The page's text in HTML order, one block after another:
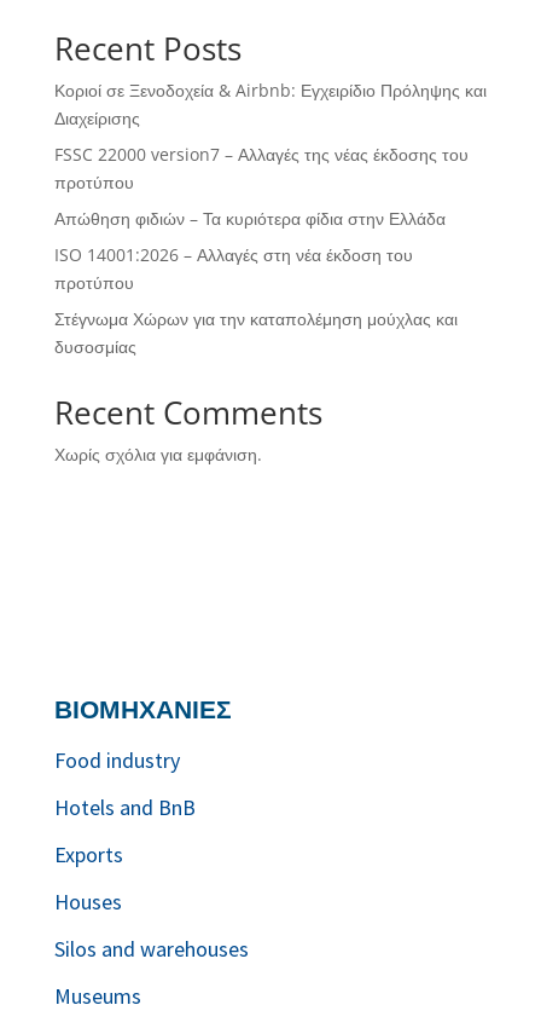
Recent Posts
Κοριοί σε Ξενοδοχεία & Airbnb: Εγχειρίδιο Πρόληψης και
Διαχείρισης
FSSC 22000 version7 – Αλλαγές της νέας έκδοσης του
προτύπου
Απώθηση φιδιών – Τα κυριότερα φίδια στην Ελλάδα
ISO 14001:2026 – Αλλαγές στη νέα έκδοση του
προτύπου
Στέγνωμα Χώρων για την καταπολέμηση μούχλας και
δυσοσμίας
Recent Comments
Χωρίς σχόλια για εμφάνιση.
ΒΙΟΜΗΧΑΝΙΕΣ
Food industry
Hotels and BnB
Exports
Houses
Silos and warehouses
Museums